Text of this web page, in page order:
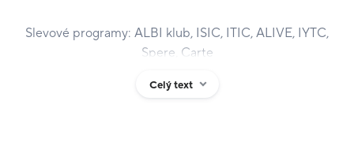
Slevové programy: ALBI klub, ISIC, ITIC, ALIVE, IYTC,
Spere, Carte
V ALBI FOUKÁME RADOST
Celý text